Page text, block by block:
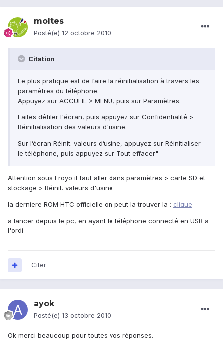
moltes
Posté(e) 12 octobre 2010
Citation
Le plus pratique est de faire la réinitialisation à travers les
paramètres du téléphone.
Appuyez sur ACCUEIL > MENU, puis sur Paramètres.
Faites défiler l'écran, puis appuyez sur Confidentialité >
Réinitialisation des valeurs d'usine.
Sur l’écran Réinit. valeurs d’usine, appuyez sur Réinitialiser
le téléphone, puis appuyez sur Tout effacer"
Attention sous Froyo il faut aller dans paramètres > carte SD et
stockage > Réinit. valeurs d'usine
la derniere ROM HTC officielle on peut la trouver la : clique
a lancer depuis le pc, en ayant le téléphone connecté en USB a
l'ordi
Citer
ayok
Posté(e) 13 octobre 2010
Ok merci beaucoup pour toutes vos réponses.